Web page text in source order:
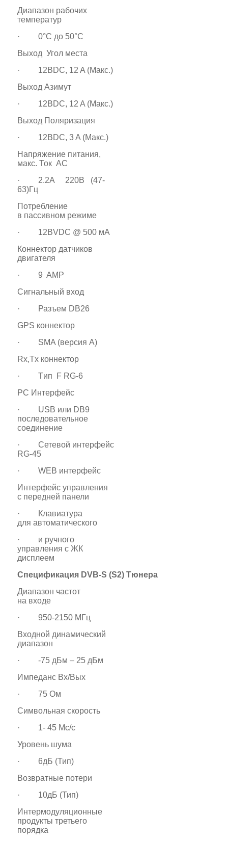
Диапазон рабочих
температур
· 0°C до 50°C
Выход Угол места
· 12ВDC, 12 A (Макс.)
Выход Азимут
· 12ВDC, 12 A (Макс.)
Выход Поляризация
· 12ВDC, 3 A (Макс.)
Напряжение питания,
макс. Ток AC
· 2.2A 220В (47-
63)Гц
Потребление
в пассивном режиме
· 12ВVDC @ 500 мA
Коннектор датчиков
двигателя
· 9 AMP
Сигнальный вход
· Разъем DB26
GPS коннектор
· SMA (версия A)
Rx,Tx коннектор
· Tип F RG-6
PC Интерфейс
· USB или DB9
последовательное
соединение
· Сетевой интерфейс
RG-45
· WEB интерфейс
Интерфейс управления
с передней панели
· Клавиатура
для автоматического
· и ручного
управления с ЖК
дисплеем
Спецификация DVB-S (S2) Тюнера
Диапазон частот
на входе
· 950-2150 МГц
Входной динамический
диапазон
· -75 дБм – 25 дБм
Импеданс Вх/Вых
· 75 Ом
Символьная скорость
· 1- 45 Mс/c
Уровень шума
· 6дБ (Тип)
Возвратные потери
· 10дБ (Тип)
Интермодуляционные
продукты третьего
порядка